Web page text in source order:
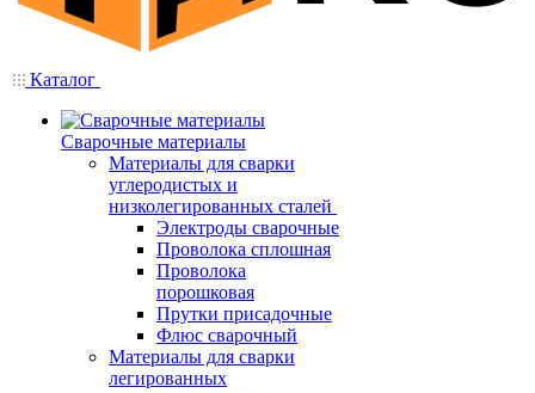
Каталог
Сварочные материалы
Материалы для сварки
углеродистых и
низколегированных сталей
Электроды сварочные
Проволока сплошная
Проволока
порошковая
Прутки присадочные
Флюс сварочный
Материалы для сварки
легированных